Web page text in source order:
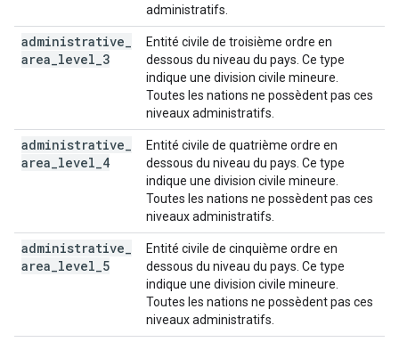
administratifs.
administrative
area level 3
Entité civile de troisième ordre en
dessous du niveau du pays. Ce type
indique une division civile mineure.
Toutes les nations ne possèdent pas ces
niveaux administratifs.
administrative
area level 4
Entité civile de quatrième ordre en
dessous du niveau du pays. Ce type
indique une division civile mineure.
Toutes les nations ne possèdent pas ces
niveaux administratifs.
administrative
area level 5
Entité civile de cinquième ordre en
dessous du niveau du pays. Ce type
indique une division civile mineure.
Toutes les nations ne possèdent pas ces
niveaux administratifs.